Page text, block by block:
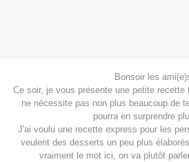
Bonsoir les
Ce soir, je vous présente une petite recette
ne nécessite pas non plus beaucoup de
pourra en surprendre
J'ai voulu une recette express pour les
veulent des desserts un peu plus
vraiment le mot ici, on va plutôt